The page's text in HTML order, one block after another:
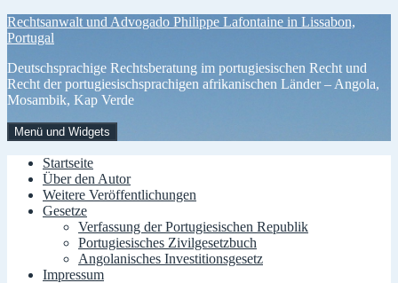
Zum
Inhalt
Rechtsanwalt und Advogado Philippe Lafontaine in Lissabon,
Portugal
Deutschsprachige Rechtsberatung im portugiesischen Recht und
Recht der portugiesischsprachigen afrikanischen Länder – Angola,
Mosambik, Kap Verde
Menü und Widgets
Startseite
Über den Autor
Weitere Veröffentlichungen
Gesetze
Verfassung der Portugiesischen Republik
Portugiesisches Zivilgesetzbuch
Angolanisches Investitionsgesetz
Impressum